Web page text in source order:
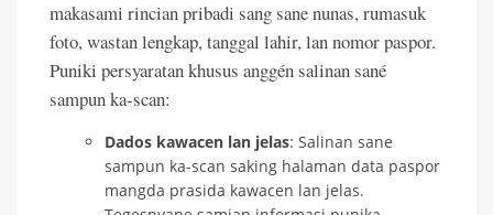
makasami rincian pribadi sang sane nunas, rumasuk
foto, wastan lengkap, tanggal lahir, lan nomor paspor.
Puniki persyaratan khusus anggén salinan sané
sampun ka-scan:
Dados kawacen lan jelas: Salinan sane
sampun ka-scan saking halaman data paspor
mangda prasida kawacen lan jelas.